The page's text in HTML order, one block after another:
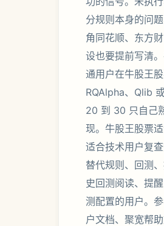
分规则本身的问
角同花顺、东方
设也要提前写清
通用户在牛股王
RQAlpha、Qlib
20 到 30 只自己
现。牛股王股票
适合技术用户复
替代规则、回测
史回测阅读、提
测配置的用户。
户文档、聚宽帮